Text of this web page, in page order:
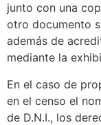
junto con una
otro documento
además de
mediante la
En el caso de
en el censo el
de D.N.I., los